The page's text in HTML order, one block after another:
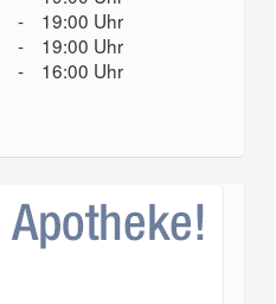
-
19:00 Uhr
-
19:00 Uhr
- 16:00 Uhr